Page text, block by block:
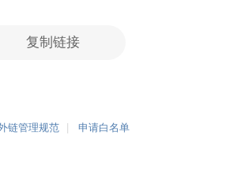
复制链接
链管理规范 申请白名单